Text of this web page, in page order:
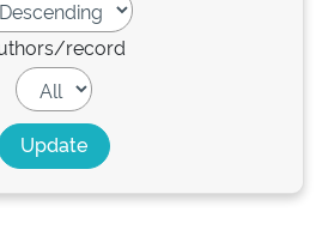
record